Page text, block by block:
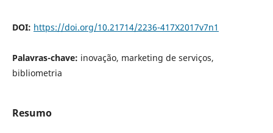
DOI: https://doi.org/10.21714/2236-417X2017v7n1
Palavras-chave: inovação, marketing de serviços,
bibliometria
Resumo